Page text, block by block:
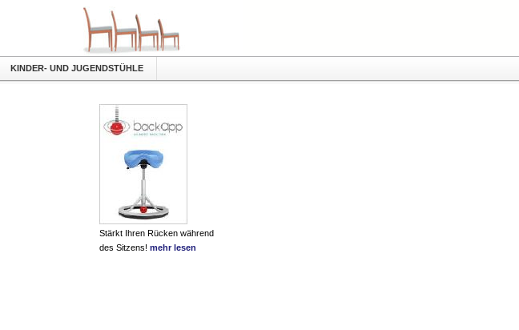
KINDER- UND JUGENDSTÜHLE
Stärkt Ihren Rücken während
des Sitzens! mehr lesen